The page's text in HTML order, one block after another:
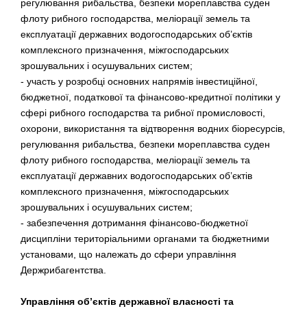
регулювання рибальства, безпеки мореплавства суден
флоту рибного господарства, меліорації земель та
експлуатації державних водогосподарських об’єктів
комплексного призначення, міжгосподарських
зрошувальних і осушувальних систем;
- участь у розробці основних напрямів інвестиційної,
бюджетної, податкової та фінансово-кредитної політики у
сфері рибного господарства та рибної промисловості,
охорони, використання та відтворення водних біоресурсів,
регулювання рибальства, безпеки мореплавства суден
флоту рибного господарства, меліорації земель та
експлуатації державних водогосподарських об’єктів
комплексного призначення, міжгосподарських
зрошувальних і осушувальних систем;
- забезпечення дотримання фінансово-бюджетної
дисципліни територіальними органами та бюджетними
установами, що належать до сфери управління
Держрибагентства.
Управління об’єктів державної власності та